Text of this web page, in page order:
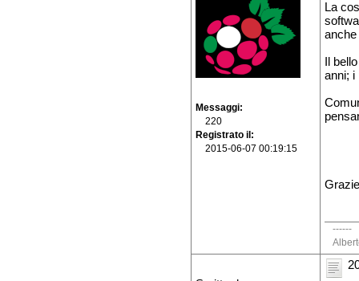
Messaggi
220
Registrato il
2015-06-07 00:19:15
La
anche
Il
anni; i
------